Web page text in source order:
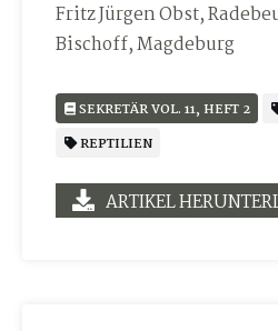
Fritz Jürgen Obst,
Bischoff, Magdeburg
SEKRETÄR VOL. 11, HEFT 2
REPTILIEN
ARTIKEL